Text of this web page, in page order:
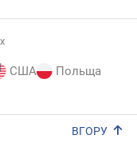
США
Польща
ВГОРУ